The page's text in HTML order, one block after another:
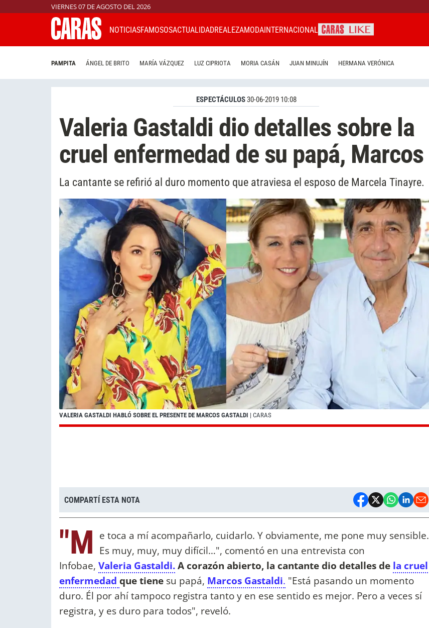
VIERNES 07 DE AGOSTO DEL 2026
NOTICIASFAMOSOSACTUALIDADREALEZAMODAINTERNACIONAL
PAMPITA ÁNGEL DE BRITO MARÍA VÁZQUEZ LUZ CIPRIOTA MORIA CASÁN JUAN MINUJÍN HERMANA VERÓNICA
ESPECTÁCULOS30-06-2019 10:08
Valeria Gastaldi dio detalles sobre la
cruel enfermedad de su papá, Marcos
La cantante se refirió al duro momento que atraviesa el esposo de Marcela Tinayre.
VALERIA GASTALDI HABLÓ SOBRE EL PRESENTE DE MARCOS GASTALDI | CARAS
COMPARTÍ ESTA NOTA
"M e toca a mí acompañarlo, cuidarlo. Y obviamente, me pone muy sensible.
Es muy, muy, muy difícil…", comentó en una entrevista con
Infobae, Valeria Gastaldi.A corazón abierto, la cantante dio detalles de la cruel
enfermedad que tiene su papá, Marcos Gastaldi. "Está pasando un momento
duro. Él por ahí tampoco registra tanto y en ese sentido es mejor. Pero a veces sí
registra, y es duro para todos", reveló.